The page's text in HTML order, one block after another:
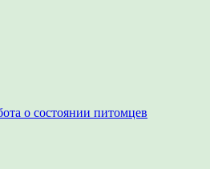
о состоянии питомцев